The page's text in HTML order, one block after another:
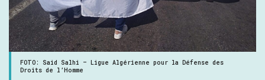
FOTO: Said Salhi – Ligue Algérienne pour la Défense des
Droits de l’Homme